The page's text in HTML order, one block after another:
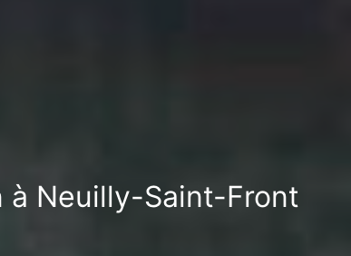
Neuilly-Saint-Front